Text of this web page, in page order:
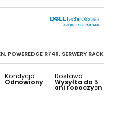
, POWEREDGE R740, SERWERY RACK
Kondycja:
Odnowiony
Dostawa:
Wysyłka do 5
dni roboczych